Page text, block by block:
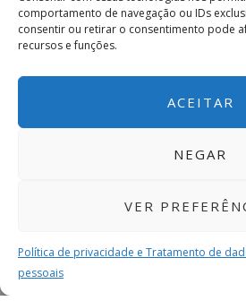
comportamento de navegação ou IDs
consentir ou retirar o consentimento pode
recursos e funções.
ACEITAR
NEGAR
VER
Política de privacidade e Tratamento de
pessoais